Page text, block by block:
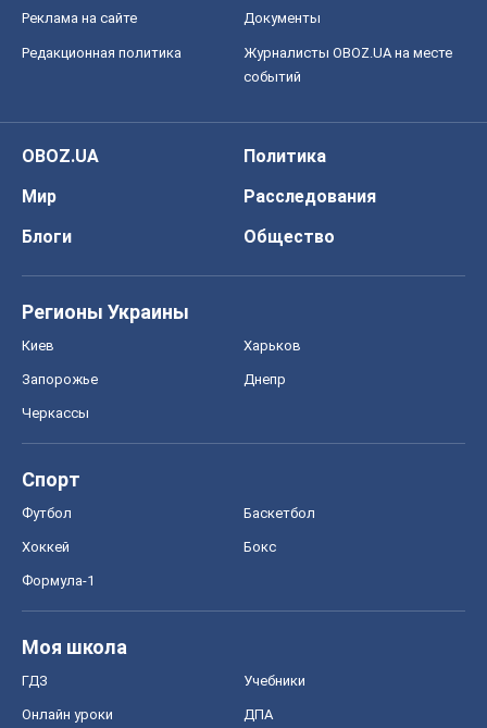
Реклама на сайте Документы
Редакционная политика
Журналисты OBOZ.UA на месте
событий
OBOZ.UA
Политика
Мир
Расследования
Блоги
Общество
Регионы Украины
Киев Харьков
Запорожье Днепр
Черкассы
Спорт
Футбол Баскетбол
Хоккей Бокс
Формула-1
Моя школа
ГДЗ Учебники
Онлайн уроки ДПА